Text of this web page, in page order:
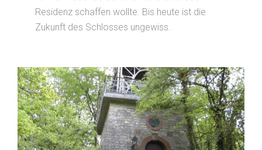
Residenz schaffen wollte. Bis heute ist die
Zukunft des Schlosses ungewiss.